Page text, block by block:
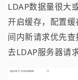
LDAP数据量很大
开启缓存，配置
间内新请求优先
去LDAP服务器请